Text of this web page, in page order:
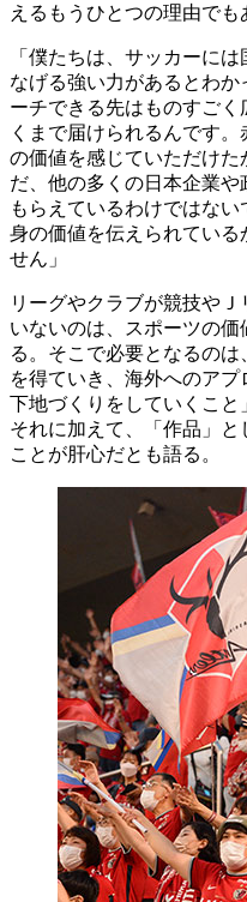
えるもうひとつの理由でも
「僕たちは、サッカーに
なげる強い力があるとわか
ーチできる先はものすご
くまで届けられるんです
の価値を感じていただけ
だ、他の多くの日本企業
もらえているわけではな
身の価値を伝えられている
せん」
リーグやクラブが競技や
いないのは、スポーツの
る。そこで必要となるの
を得ていき、海外へのア
下地づくりをしていくこと
それに加えて、「作品」と
ことが肝心だとも語る。